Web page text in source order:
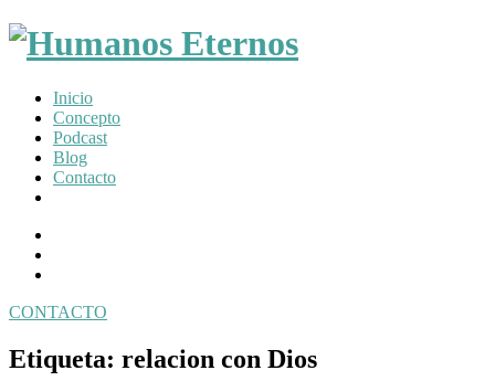
Somos
humanos,
pero
Dios
creó
mucho
Inicio
Concepto
Podcast
Blog
Contacto
CONTACTO
navigation
Etiqueta: relacion con Dios